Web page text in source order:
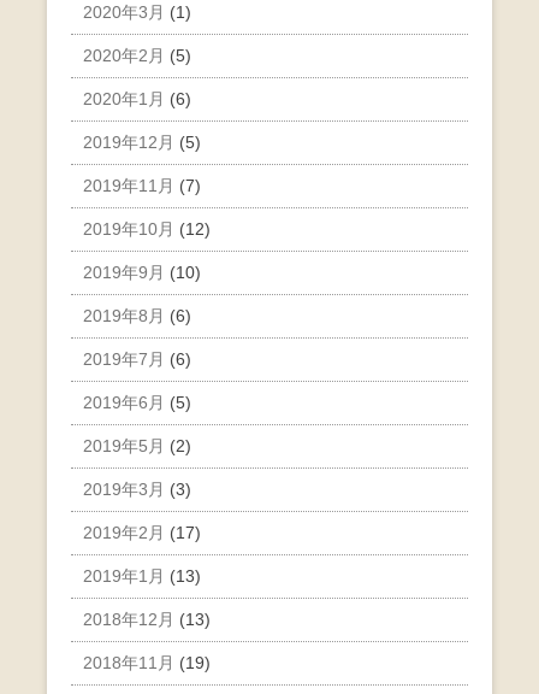
2020年3月 (1)
2020年2月 (5)
2020年1月 (6)
2019年12月 (5)
2019年11月 (7)
2019年10月 (12)
2019年9月 (10)
2019年8月 (6)
2019年7月 (6)
2019年6月 (5)
2019年5月 (2)
2019年3月 (3)
2019年2月 (17)
2019年1月 (13)
2018年12月 (13)
2018年11月 (19)